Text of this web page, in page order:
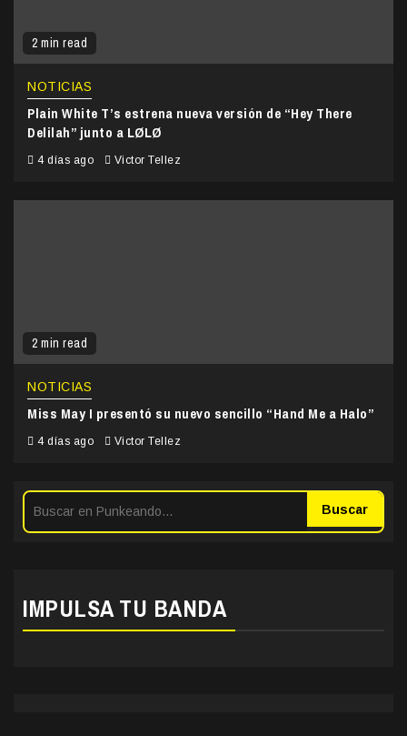
2 min read
NOTICIAS
Plain White T’s estrena nueva versión de “Hey There
Delilah” junto a LØLØ
4 días ago Victor Tellez
2 min read
NOTICIAS
Miss May I presentó su nuevo sencillo “Hand Me a Halo”
4 días ago Victor Tellez
Buscar
IMPULSA TU BANDA